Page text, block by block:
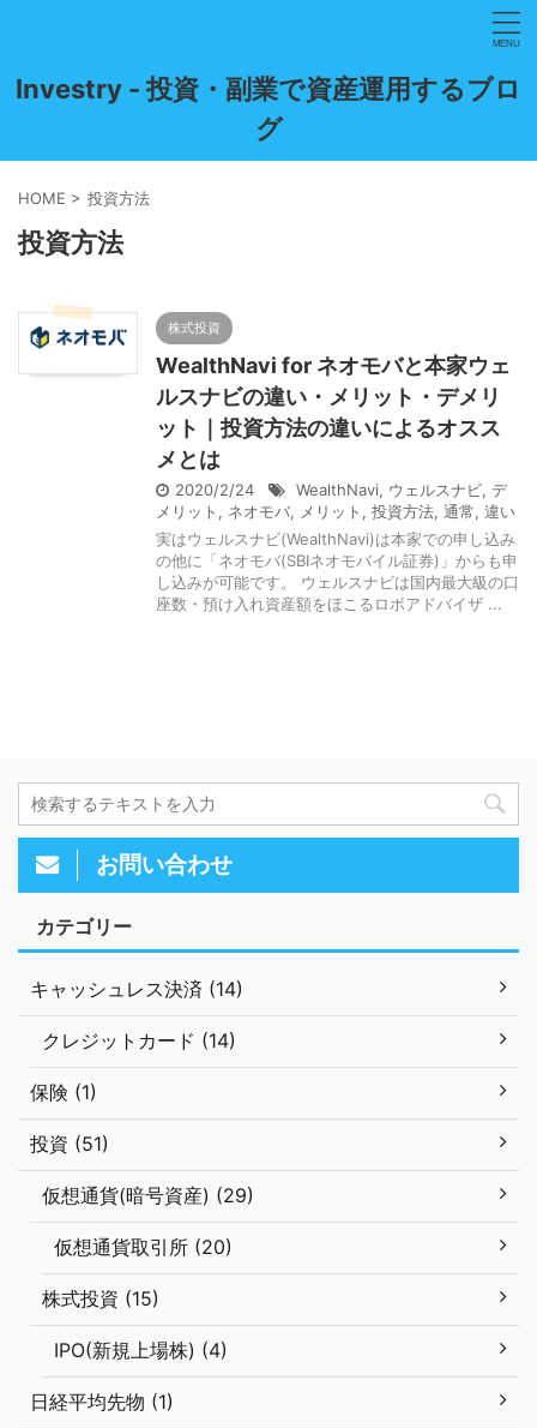
Investry - 投資・副業で資産運用するブロ
グ
HOME > 投資方法
投資方法
株式投資
WealthNavi for ネオモバと本家ウェ
ルスナビの違い・メリット・デメリ
ット｜投資方法の違いによるオスス
メとは
2020/2/24 WealthNavi, ウェルスナビ, デ
メリット , ネオモバ, メリット , 投資方法, 通常, 違い
実はウェルスナビ(WealthNavi)は本家での申し込み
の他に「ネオモバ(SBIネオモバイル証券)」からも申
し込みが可能です。 ウェルスナビは国内最大級の口
座数・預け入れ資産額をほこるロボアドバイザ ...
お問い合わせ
カテゴリー
キャッシュレス決済 (14)
クレジットカード (14)
保険 (1)
投資 (51)
仮想通貨(暗号資産) (29)
仮想通貨取引所 (20)
株式投資 (15)
IPO(新規上場株) (4)
日経平均先物 (1)